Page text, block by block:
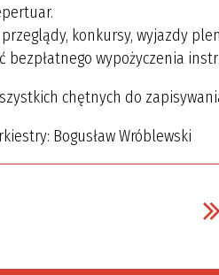
konkursy, wyjazdy
bezpłatnego wypożyczenia
chętnych do
Bogusław Wróblewski